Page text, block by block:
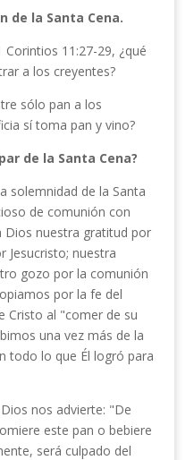
de la Santa Cena.
11:27-29, ¿qué
a los creyentes?
sólo pan a los
sí toma pan y vino?
de la Santa Cena?
solemnidad de la Santa
de comunión con
Dios nuestra gratitud por
Jesucristo; nuestra
gozo por la comunión
por la fe del
Cristo al "comer de su
una vez más de la
todo lo que Él logró para
nos advierte: "De
este pan o bebiere
será culpado del